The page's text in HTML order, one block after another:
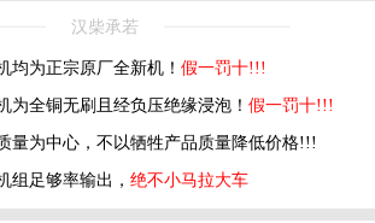
汉柴承若
均为正宗原厂全新机！ 假一罚十!!!
为全铜无刷且经负压绝缘浸泡！ 假一罚十!!!
量为中心，不以牺牲产品质量降低价格!!!
组足够率输出， 绝不小马拉大车